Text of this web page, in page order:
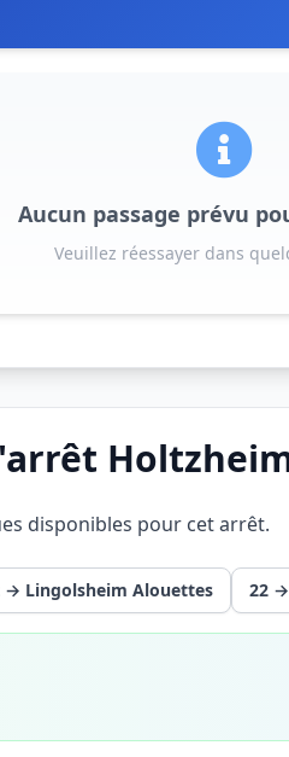
Aucun passage prévu
Veuillez réessayer dans
disponibles pour cet arrêt.
→ Lingolsheim Alouettes 22